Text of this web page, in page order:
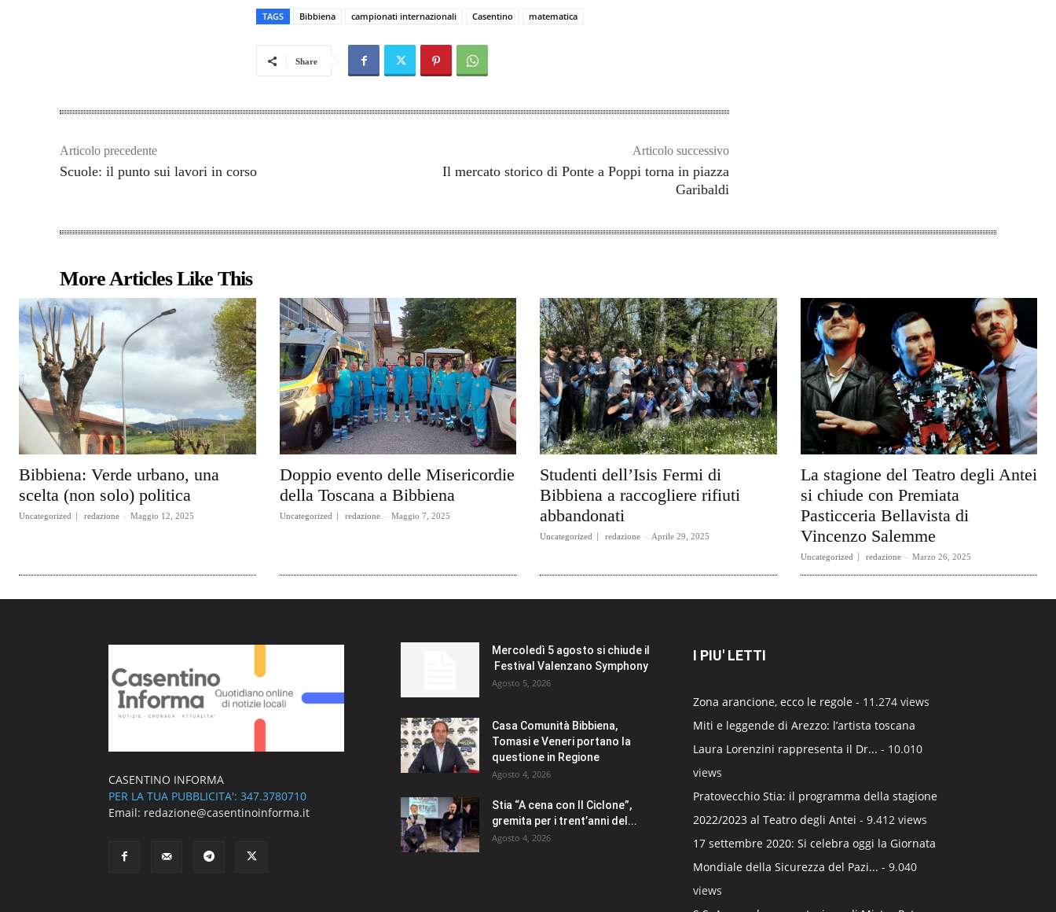
TAGS Bibbiena campionati internazionali Casentino matematica
Share
Articolo precedente
Scuole: il punto sui lavori in corso
Articolo successivo
Il mercato storico di Ponte a Poppi torna in piazza
Garibaldi
More Articles Like This
Bibbiena: Verde urbano, una
scelta (non solo) politica
Uncategorized redazione - Maggio 12, 2025
Doppio evento delle Misericordie
della Toscana a Bibbiena
Uncategorized redazione - Maggio 7, 2025
Studenti dell’Isis Fermi di
Bibbiena a raccogliere rifiuti
abbandonati
Uncategorized redazione - Aprile 29, 2025
La stagione del Teatro degli Antei
si chiude con Premiata
Pasticceria Bellavista di
Vincenzo Salemme
Uncategorized redazione - Marzo 26, 2025
CASENTINO INFORMA
PER LA TUA PUBBLICITA': 347.3780710
Email: redazione@casentinoinforma.it
Mercoledì 5 agosto si chiude il
Festival Valenzano Symphony
Agosto 5, 2026
Casa Comunità Bibbiena,
Tomasi e Veneri portano la
questione in Regione
Agosto 4, 2026
Stia “A cena con Il Ciclone”,
gremita per i trent’anni del...
Agosto 4, 2026
I PIU' LETTI
Zona arancione, ecco le regole - 11.274 views
Miti e leggende di Arezzo: l’artista toscana
Laura Lorenzini rappresenta il Dr... - 10.010
views
Pratovecchio Stia: il programma della stagione
2022/2023 al Teatro degli Antei - 9.412 views
17 settembre 2020: Si celebra oggi la Giornata
Mondiale della Sicurezza del Pazi... - 9.040
views